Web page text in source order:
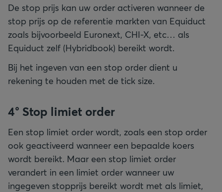
De stop prijs kan uw order activeren wanneer de
stop prijs op de referentie markten van Equiduct
zoals bijvoorbeeld Euronext, CHI-X, etc… als
Equiduct zelf (Hybridbook) bereikt wordt.
Bij het ingeven van een stop order dient u
rekening te houden met de tick size.
4° Stop limiet order
Een stop limiet order wordt, zoals een stop order
ook geactiveerd wanneer een bepaalde koers
wordt bereikt. Maar een stop limiet order
verandert in een limiet order wanneer uw
ingegeven stopprijs bereikt wordt met als limiet,